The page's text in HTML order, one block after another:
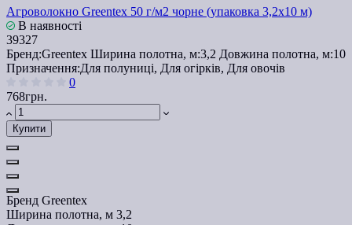
Агроволокно Greentex 50 г/м2 чорне (упаковка 3,2x10 м)
В наявності
39327
Бренд:Greentex Ширина полотна, м:3,2 Довжина полотна, м:10
Призначення:Для полуниці, Для огірків, Для овочів
0
768грн.
Купити
Бренд Greentex
Ширина полотна, м 3,2